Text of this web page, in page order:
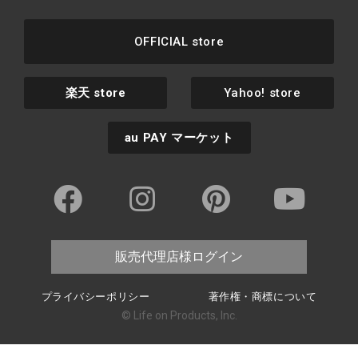
OFFICIAL store
楽天 store Yahoo! store
au PAY マーケット
販売代理店様ログイン
プライバシーポリシー 著作権・商標について
© Life on Products, Inc.